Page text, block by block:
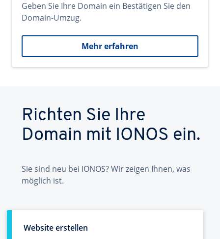
Geben Sie Ihre Domain ein Bestätigen Sie den
Domain-Umzug.
Mehr erfahren
Richten Sie Ihre
Domain mit IONOS ein.
Sie sind neu bei IONOS? Wir zeigen Ihnen, was
möglich ist.
Website erstellen